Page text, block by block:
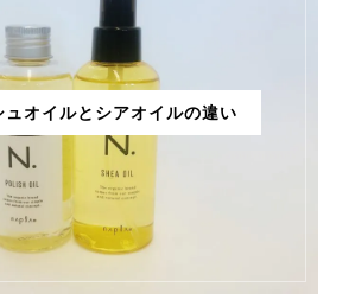
オイルとシアオイルの違い